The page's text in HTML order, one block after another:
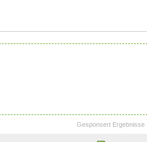
Gesponsert Ergebnisse